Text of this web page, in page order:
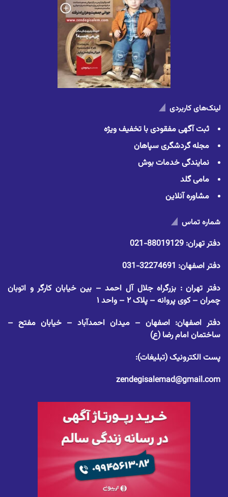
لینک‌های کاربردی
ثبت آگهی مفقودی با تخفیف ویژه
مجله گردشگری سپاهان
نمایندگی خدمات بوش
مامی گلد
مشاوره آنلاین
شماره تماس
دفتر تهران: 88019129-021
دفتر اصفهان: 32274691-031
دفتر تهران : بزرگراه جلال آل احمد – بین خیابان کارگر و اتوبان
چمران – کوی پروانه – پلاک ۲ – واحد ۱
دفتر اصفهان: اصفهان – میدان احمدآباد – خیابان مفتح –
ساختمان امام رضا (ع)
پست الکترونیک (تبلیغات):
zendegisalemad@gmail.com